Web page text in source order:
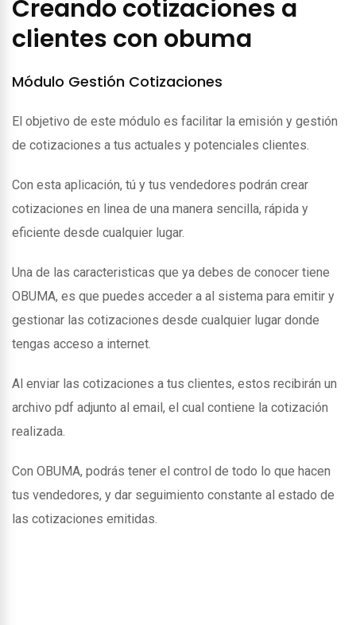
Creando cotizaciones a
clientes con obuma
Módulo Gestión Cotizaciones
El objetivo de este módulo es facilitar la emisión y gestión
de cotizaciones a tus actuales y potenciales clientes.
Con esta aplicación, tú y tus vendedores podrán crear
cotizaciones en linea de una manera sencilla, rápida y
eficiente desde cualquier lugar.
Una de las caracteristicas que ya debes de conocer tiene
OBUMA, es que puedes acceder a al sistema para emitir y
gestionar las cotizaciones desde cualquier lugar donde
tengas acceso a internet.
Al enviar las cotizaciones a tus clientes, estos recibirán un
archivo pdf adjunto al email, el cual contiene la cotización
realizada.
Con OBUMA, podrás tener el control de todo lo que hacen
tus vendedores, y dar seguimiento constante al estado de
las cotizaciones emitidas.